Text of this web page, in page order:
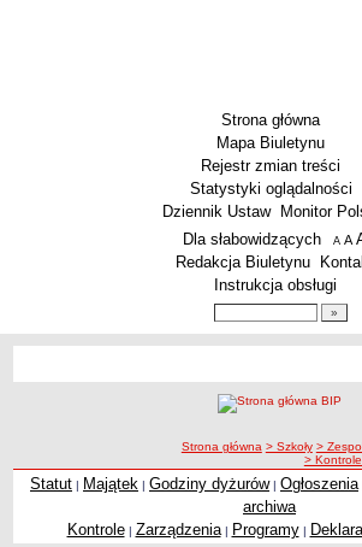
Strona główna
Mapa Biuletynu
Rejestr zmian treści
Statystyki oglądalności
Dziennik Ustaw
Monitor
Menu dodatkowe
Dla słabowidzących A A
Redakcja Biuletynu
Instrukcja obsługi
Zespoły Szkół
Techniczne Zakłady Naukowe
PRZEDSZKOLA
ścieżka nawigacji
Strona główna > Szkoły >
>
Statut | Majątek | Godziny dyżurów| Ogłoszenia
archiwa
Kontrole| Zarządzenia| Programy|